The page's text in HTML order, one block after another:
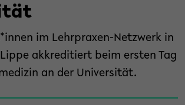
im Lehrpraxen-Netzwerk in
akkreditiert beim ersten Tag
an der Universität.